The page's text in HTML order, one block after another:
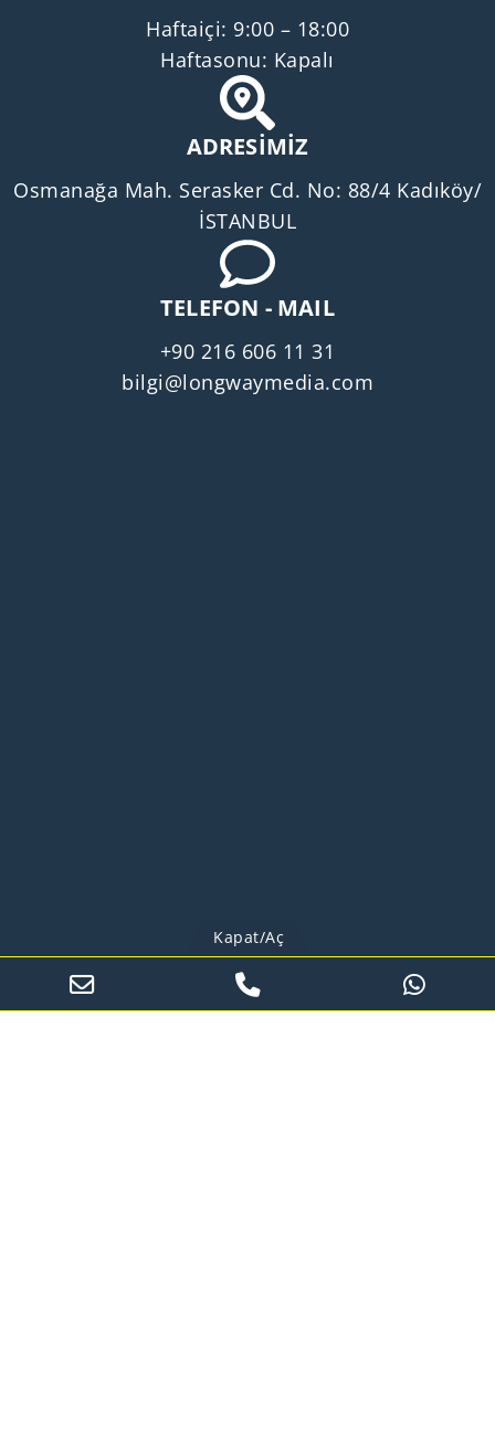
Haftaiçi: 9:00 – 18:00
Haftasonu: Kapalı
ADRESİMİZ
Osmanağa Mah. Serasker Cd. No: 88/4 Kadıköy/
İSTANBUL
TELEFON - MAIL
+90 216 606 11 31
bilgi@longwaymedia.com
Kapat/Aç